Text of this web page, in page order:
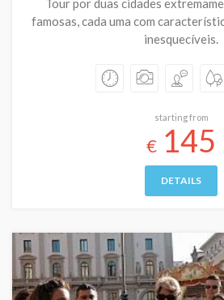
Tour por duas cidades
famosas, cada uma com
inesquecíveis.
starting from
€ 145
DETAILS